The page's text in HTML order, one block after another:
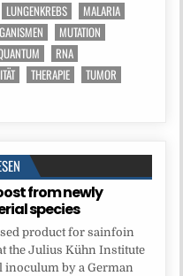
LUNGENKREBS
MALARIA
MUTATION
RNA
THERAPIE
TUMOR
from newly
species
product for sainfoin
the Julius Kühn Institute
by a German